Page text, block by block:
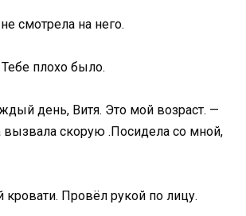
смотрела на него.
плохо было.
день, Витя. Это мой возраст. —
вызвала скорую .Посидела со мной,
кровати. Провёл рукой по лицу.